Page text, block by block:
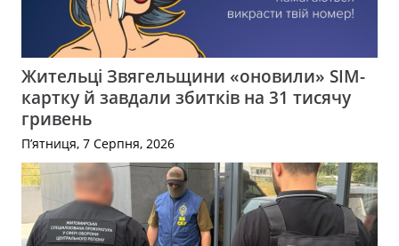
Жительці Звягельщини «оновили» SIM-
картку й завдали збитків на 31 тисячу
гривень
П’ятниця, 7 Серпня, 2026